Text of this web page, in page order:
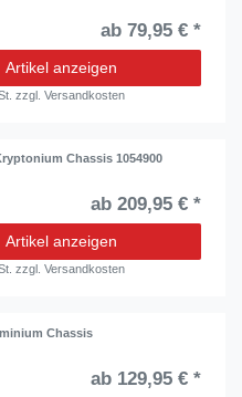
ab 79,95 € *
Artikel anzeigen
zzgl.Versandkosten
Chassis 1054900
ab 209,95 € *
Artikel anzeigen
zzgl.Versandkosten
Chassis
ab 129,95 € *